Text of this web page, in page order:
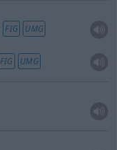
FIG UMG
FIG UMG